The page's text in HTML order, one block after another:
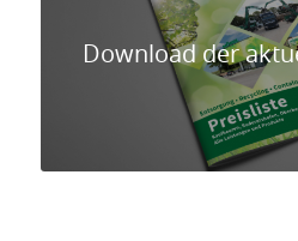
Download der